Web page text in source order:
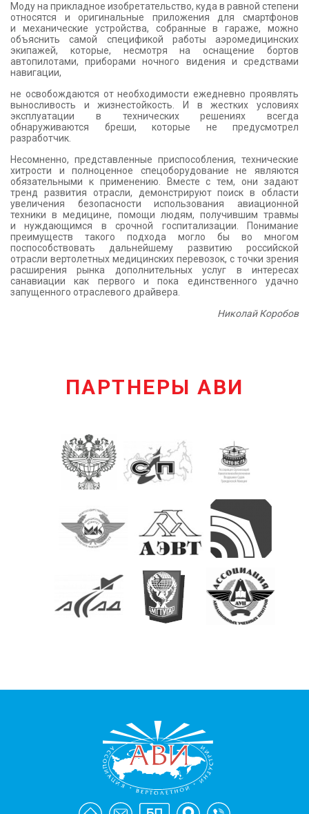
Моду на прикладное изобретательство, куда в равной степени
относятся и оригинальные приложения для смартфонов
и механические устройства, собранные в гараже, можно
объяснить самой спецификой работы аэромедицинских
экипажей, которые, несмотря на оснащение бортов
автопилотами, приборами ночного видения и средствами
навигации,
не освобождаются от необходимости ежедневно проявлять
выносливость и жизнестойкость. И в жестких условиях
эксплуатации в технических решениях всегда
обнаруживаются бреши, которые не предусмотрел
разработчик.
Несомненно, представленные приспособления, технические
хитрости и полноценное спецоборудование не являются
обязательными к применению. Вместе с тем, они задают
тренд развития отрасли, демонстрируют поиск в области
увеличения безопасности использования авиационной
техники в медицине, помощи людям, получившим травмы
и нуждающимся в срочной госпитализации. Понимание
преимуществ такого подхода могло бы во многом
поспособствовать дальнейшему развитию российской
отрасли вертолетных медицинских перевозок, с точки зрения
расширения рынка дополнительных услуг в интересах
санавиации как первого и пока единственного удачно
запущенного отраслевого драйвера.
Николай Коробов
ПАРТНЕРЫ АВИ